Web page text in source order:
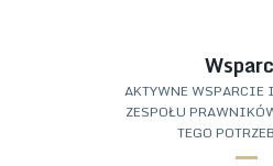
AKTYWNE WSPARCIE
ZESPOŁU
TEGO